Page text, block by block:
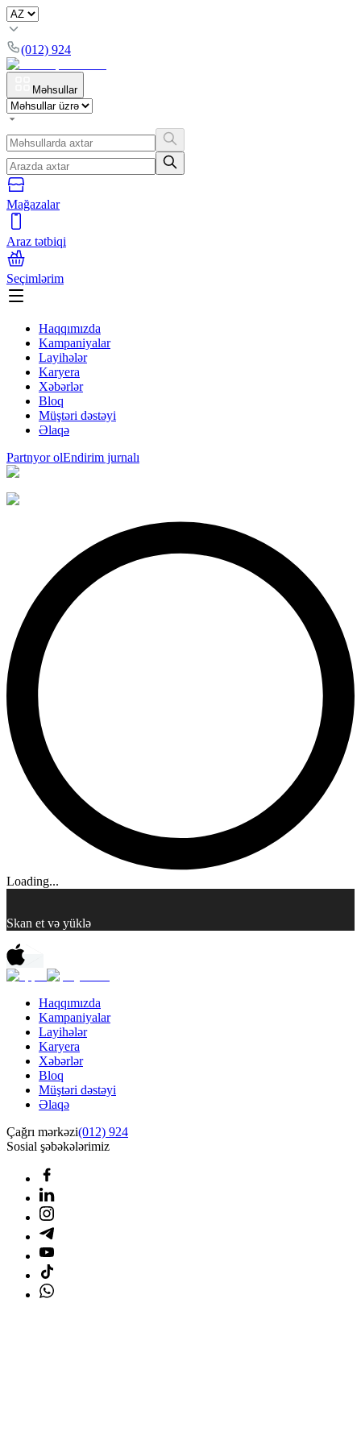
(012) 924
Məhsullar
Mağazalar
Araz tətbiqi
Seçimlərim
Haqqımızda
Kampaniyalar
Layihələr
Karyera
Xəbərlər
Bloq
Müştəri dəstəyi
Əlaqə
Partnyor olEndirim jurnalı
Loading...
Skan et və yüklə
Haqqımızda
Kampaniyalar
Layihələr
Karyera
Xəbərlər
Bloq
Müştəri dəstəyi
Əlaqə
Çağrı mərkəzi(012) 924
Sosial şəbəkələrimiz